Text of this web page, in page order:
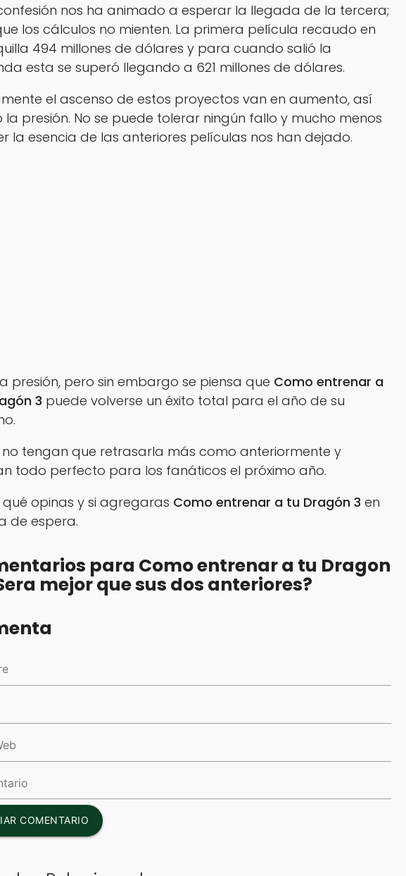
nos ha animado a esperar la llegada de la tercera;
los cálculos no mienten. La primera película recaudo en
494 millones de dólares y para cuando salió la
esta se superó llegando a 621 millones de dólares.
el ascenso de estos proyectos van en aumento, así
la presión. No se puede tolerar ningún fallo y mucho menos
la esencia de las anteriores películas nos han dejado.
presión, pero sin embargo se piensa que Como entrenar a
3 puede volverse un éxito total para el año de su
no tengan que retrasarla más como anteriormente y
todo perfecto para los fanáticos el próximo año.
qué opinas y si agregaras Como entrenar a tu Dragón 3 en
de espera.
para Como entrenar a tu Dragon
mejor que sus dos anteriores?
COMENTARIO